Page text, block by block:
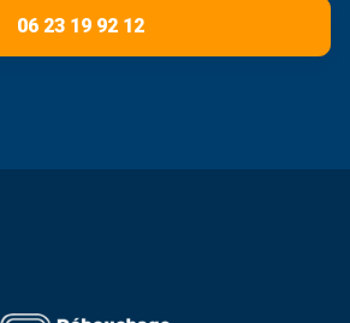
06 23 19 92 12